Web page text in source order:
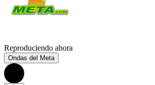
Reproduciendo ahora
Ondas del Meta